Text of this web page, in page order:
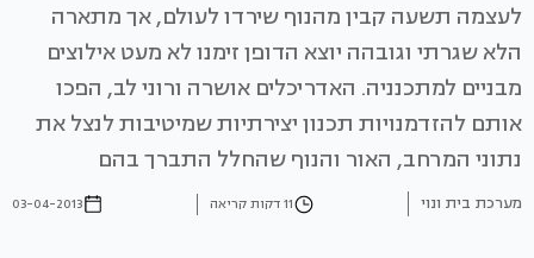
לעצמה תשעה קבין מהנוף שירדו לעולם, אך מתארה
הלא שגרתי וגובהה יוצא הדופן זימנו לא מעט אילוצים
מבניים למתכנניה. האדריכלים אושרה ורוני לב, הפכו
אותם להזדמנויות תכנון יצירתיות שמיטיבות לנצל את
נתוני המרחב, האור והנוף שהחלל התברך בהם
מערכת בית ונוי 11 דקות קריאה 03-04-2013